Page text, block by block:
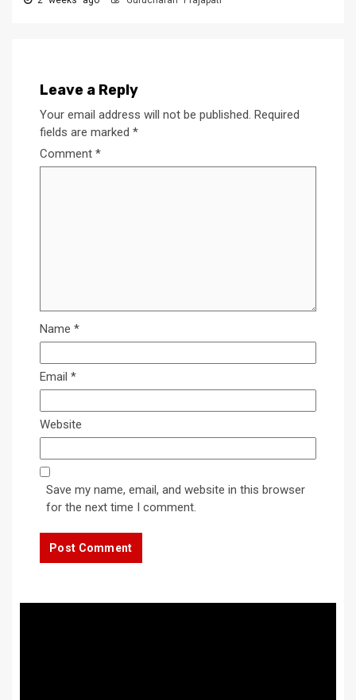
Leave a Reply
Your email address will not be published. Required
fields are marked *
Comment *
Name *
Email *
Website
Save my name, email, and website in this browser
for the next time I comment.